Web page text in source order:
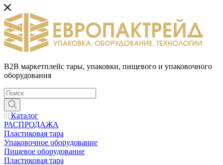
B2B маркетплейс тары, упаковки, пищевого и упаковочного
оборудования
Каталог
РАСПРОДАЖА
Пластиковая тара
Упаковочное оборудование
Пищевое оборудование
Пластиковая тара